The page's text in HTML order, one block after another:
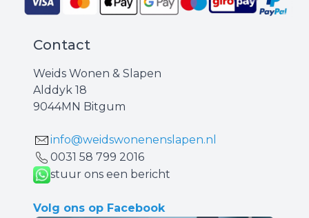
Contact
Weids Wonen & Slapen
Alddyk 18
9044MN Bitgum
info@weidswonenenslapen.nl
0031 ‪58 799 2016‬
stuur ons een bericht
Volg ons op Facebook